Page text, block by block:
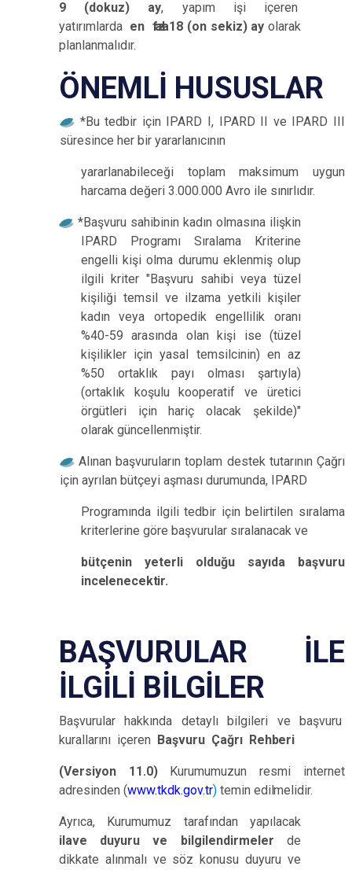
9 (dokuz) ay, yapım işi içeren
yatırımlarda en fazla18 (on sekiz) ay olarak
planlanmalıdır.
ÖNEMLİ HUSUSLAR
*Bu tedbir için IPARD I, IPARD II ve IPARD III
süresince her bir yararlanıcının
yararlanabileceği toplam maksimum uygun
harcama değeri 3.000.000 Avro ile sınırlıdır.
*Başvuru sahibinin kadın olmasına ilişkin
IPARD Programı Sıralama Kriterine
engelli kişi olma durumu eklenmiş olup
ilgili kriter "Başvuru sahibi veya tüzel
kişiliği temsil ve ilzama yetkili kişiler
kadın veya ortopedik engellilik oranı
%40-59 arasında olan kişi ise (tüzel
kişilikler için yasal temsilcinin) en az
%50 ortaklık payı olması şartıyla)
(ortaklık koşulu kooperatif ve üretici
örgütleri için hariç olacak şekilde)"
olarak güncellenmiştir.
Alınan başvuruların toplam destek tutarının Çağrı
için ayrılan bütçeyi aşması durumunda, IPARD
Programında ilgili tedbir için belirtilen sıralama
kriterlerine göre başvurular sıralanacak ve
bütçenin yeterli olduğu sayıda başvuru
incelenecektir.
BAŞVURULAR İLE
İLGİLİ BİLGİLER
Başvurular hakkında detaylı bilgileri ve başvuru
kurallarını içeren Başvuru Çağrı Rehberi
(Versiyon 11.0) Kurumumuzun resmi internet
adresinden (www.tkdk.gov.tr) temin edilmelidir.
Ayrıca, Kurumumuz tarafından yapılacak
ilave duyuru ve bilgilendirmeler de
dikkate alınmalı ve söz konusu duyuru ve